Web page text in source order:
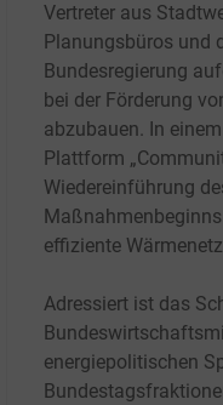
Vertreter aus
Planungsbüros und
Bundesregierung
bei der Förderung
abzubauen. In
Plattform
Wiedereinführung
effiziente
Adressiert ist das
energiepolitischen